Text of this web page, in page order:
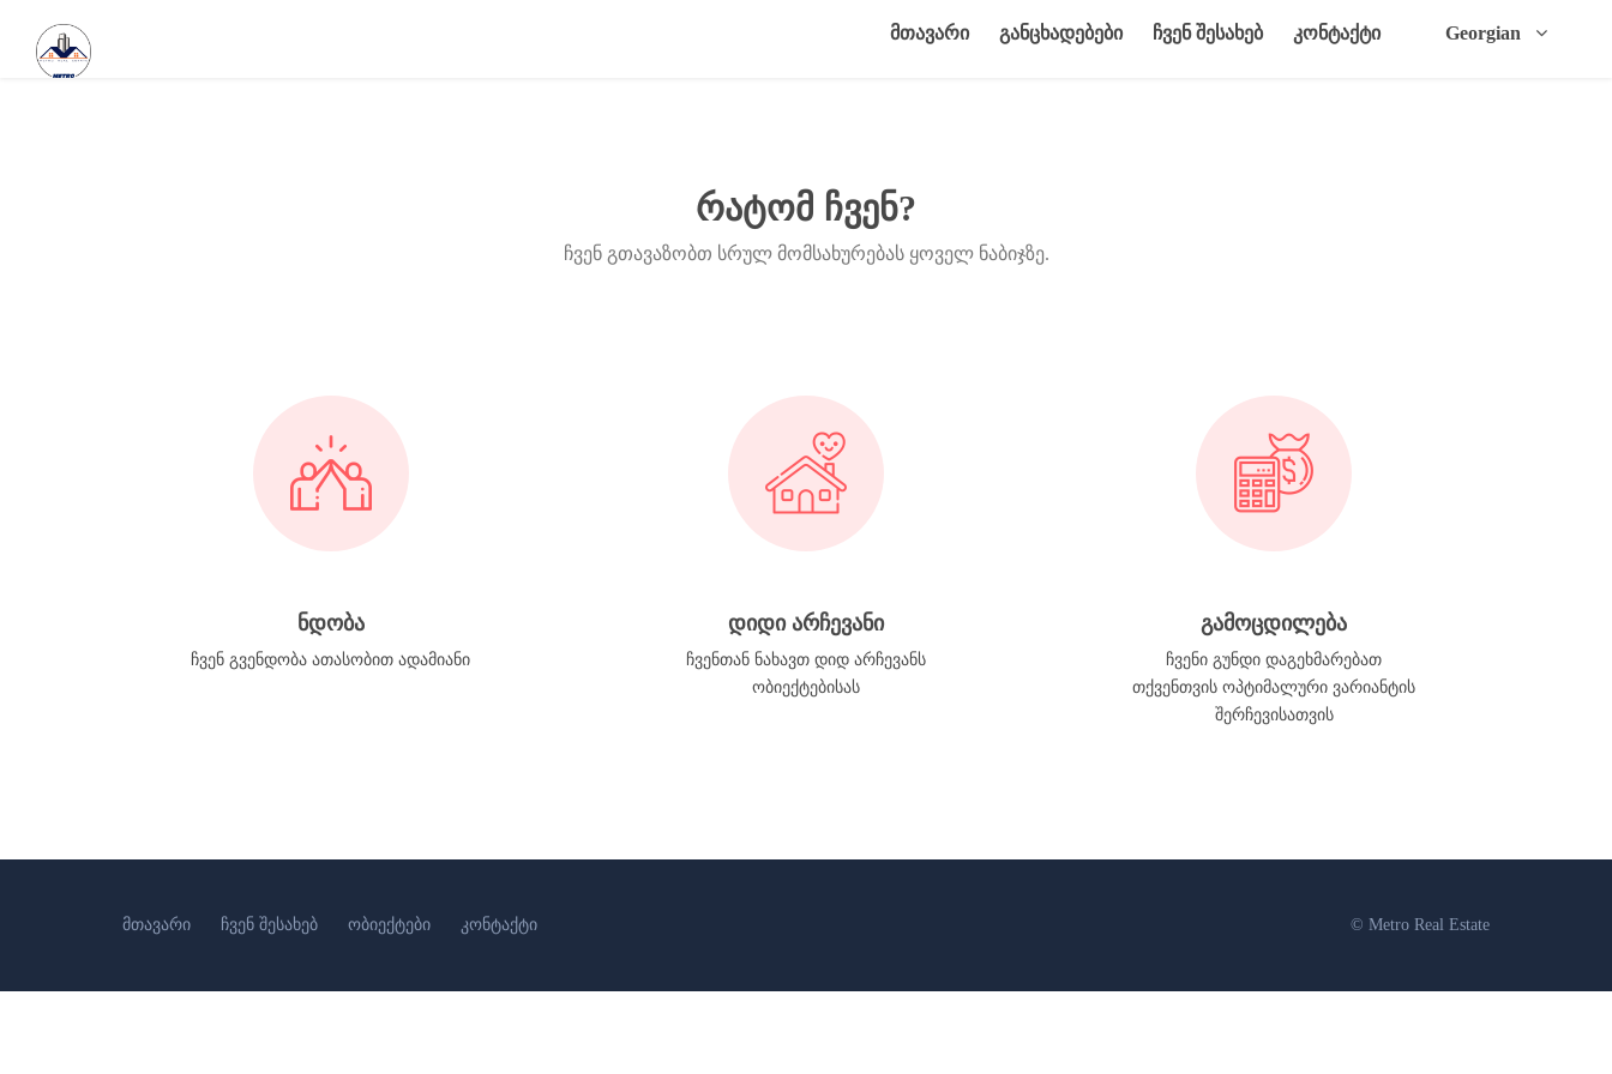
მთავარი განცხადებები ჩვენ შესახებ კონტაქტი Georgian
რატომ ჩვენ?
ჩვენ გთავაზობთ სრულ მომსახურებას ყოველ ნაბიჯზე.
ნდობა
ჩვენ გვენდობა ათასობით ადამიანი
დიდი არჩევანი
ჩვენთან ნახავთ დიდ არჩევანს
ობიექტებისას
გამოცდილება
ჩვენი გუნდი დაგეხმარებათ
თქვენთვის ოპტიმალური ვარიანტის
შერჩევისათვის
მთავარი ჩვენ შესახებ ობიექტები კონტაქტი © Metro Real Estate